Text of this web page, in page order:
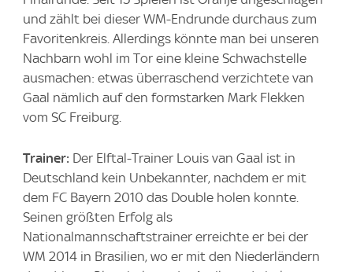
und zählt bei dieser WM-Endrunde durchaus zum
Favoritenkreis. Allerdings könnte man bei unseren
Nachbarn wohl im Tor eine kleine Schwachstelle
ausmachen: etwas überraschend verzichtete van
Gaal nämlich auf den formstarken Mark Flekken
vom SC Freiburg.
Trainer: Der Elftal-Trainer Louis van Gaal ist in
Deutschland kein Unbekannter, nachdem er mit
dem FC Bayern 2010 das Double holen konnte.
Seinen größten Erfolg als
Nationalmannschaftstrainer erreichte er bei der
WM 2014 in Brasilien, wo er mit den Niederländern